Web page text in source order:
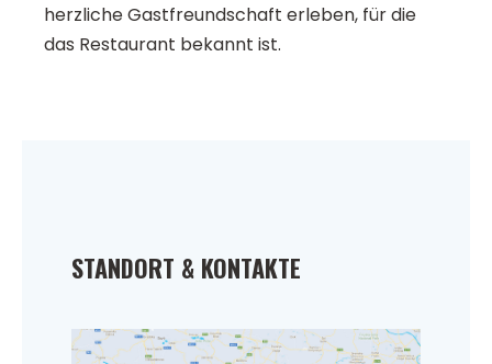
herzliche Gastfreundschaft erleben, für die
das Restaurant bekannt ist.
STANDORT & KONTAKTE